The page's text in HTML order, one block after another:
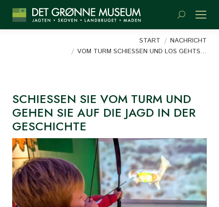
Suchen:
START
NACHRICHT
VOM TURM SCHIESSEN UND LOS GEHTS…
SCHIESSEN SIE VOM TURM UND G
EHEN SIE AUF DIE JAGD IN DER G
ESCHICHTE